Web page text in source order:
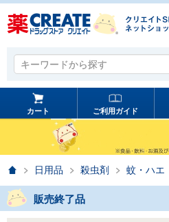
キーワードから探す
キーワードから探す
カート ご利用ガイド
ホーム日用品 殺虫剤 蚊・ハエ
販売終了品